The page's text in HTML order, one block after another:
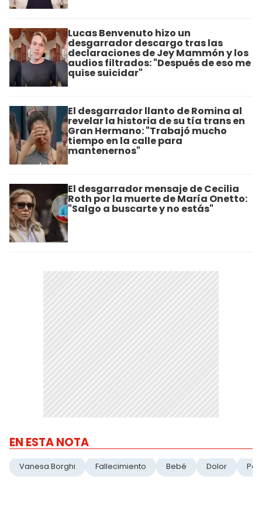
Lucas Benvenuto hizo un
desgarrador descargo tras las
declaraciones de Jey Mammón y los
audios filtrados: "Después de eso me
quise suicidar"
El desgarrador llanto de Romina al
revelar la historia de su tía trans en
Gran Hermano: "Trabajó mucho
tiempo en la calle para
mantenernos"
El desgarrador mensaje de Cecilia
Roth por la muerte de María Onetto:
"Salgo a buscarte y no estás"
EN ESTA NOTA
Vanesa Borghi Fallecimiento Bebé Dolor